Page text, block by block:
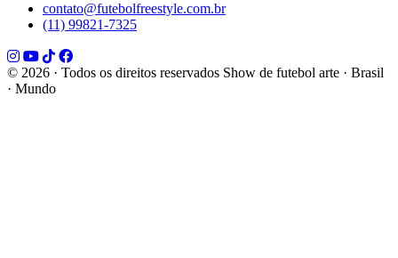
contato@futebolfreestyle.com.br
(11) 99821-7325
© 2026 · Todos os direitos reservados Show de futebol arte · Brasil
· Mundo